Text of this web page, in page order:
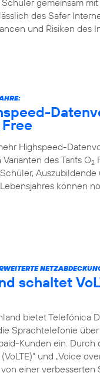
gemeinsam
des Safer
und Risiken des
Free
Highspeed-
des Tarifs O2
können
schaltet
bietet Telefónica
Sprachtelefonie
Kunden ein. Durch
und „Voice
einer verbesserten